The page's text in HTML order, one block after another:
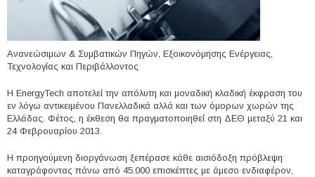
Ανανεώσιμων & Συμβατικών Πηγών, Εξοικονόμησης Ενέργειας,
Τεχνολογίας και Περιβάλλοντος
Η EnergyTech αποτελεί την απόλυτη και μοναδική κλαδική έκφραση του
εν λόγω αντικειμένου Πανελλαδικά αλλά και των όμορων χωρών της
Ελλάδας. Φέτος, η έκθεση θα πραγματοποιηθεί στη ΔΕΘ μεταξύ 21 και
24 Φεβρουαρίου 2013.
Η προηγούμενη διοργάνωση ξεπέρασε κάθε αισιόδοξη πρόβλεψη
καταγράφοντας πάνω από 45.000 επισκέπτες με άμεσο ενδιαφέρον,